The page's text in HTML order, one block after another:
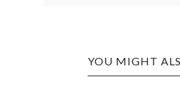
YOU MIGHT